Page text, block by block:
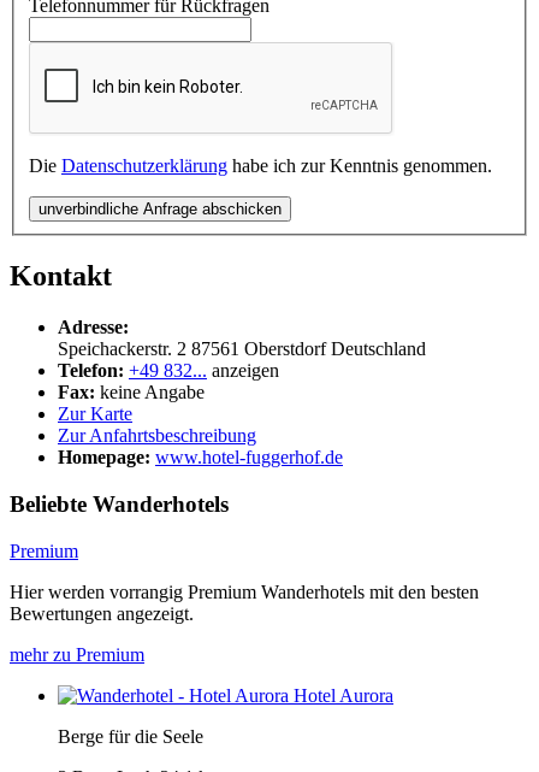
Telefonnummer für Rückfragen
Die Datenschutzerklärung habe ich zur Kenntnis genommen.
unverbindliche Anfrage abschicken
Kontakt
Adresse:
Speichackerstr. 2 87561 Oberstdorf Deutschland
Telefon: +49 832... anzeigen
Fax: keine Angabe
Zur Karte
Zur Anfahrtsbeschreibung
Homepage: www.hotel-fuggerhof.de
Beliebte Wanderhotels
Premium
Hier werden vorrangig Premium Wanderhotels mit den besten
Bewertungen angezeigt.
mehr zu Premium
Hotel Aurora
Berge für die Seele